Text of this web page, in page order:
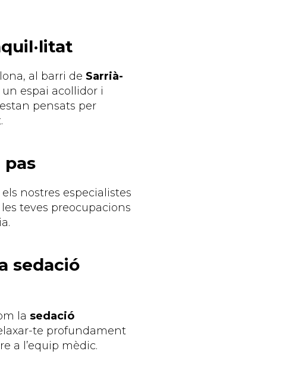
al barri de Sarrià-
espai acollidor i
pensats per
nostres especialistes
teves preocupacions
sedació
la sedació
te profundament
a l’equip mèdic.